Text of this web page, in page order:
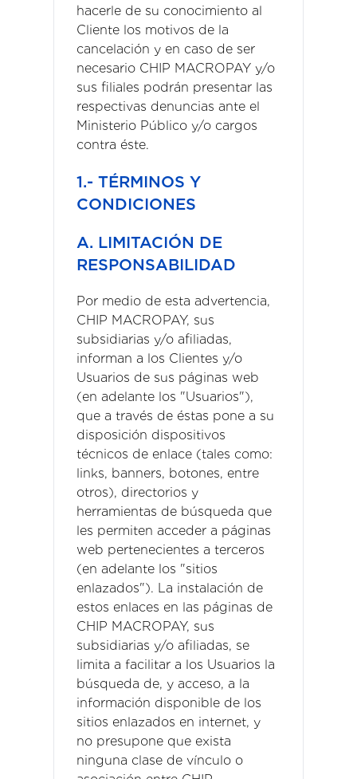
hacerle de su conocimiento al
Cliente los motivos de la
cancelación y en caso de ser
necesario CHIP MACROPAY y/o
sus filiales podrán presentar las
respectivas denuncias ante el
Ministerio Público y/o cargos
contra éste.
1.- TÉRMINOS Y
CONDICIONES
A. LIMITACIÓN DE
RESPONSABILIDAD
Por medio de esta advertencia,
CHIP MACROPAY, sus
subsidiarias y/o afiliadas,
informan a los Clientes y/o
Usuarios de sus páginas web
(en adelante los "Usuarios"),
que a través de éstas pone a su
disposición dispositivos
técnicos de enlace (tales como:
links, banners, botones, entre
otros), directorios y
herramientas de búsqueda que
les permiten acceder a páginas
web pertenecientes a terceros
(en adelante los "sitios
enlazados"). La instalación de
estos enlaces en las páginas de
CHIP MACROPAY, sus
subsidiarias y/o afiliadas, se
limita a facilitar a los Usuarios la
búsqueda de, y acceso, a la
información disponible de los
sitios enlazados en internet, y
no presupone que exista
ninguna clase de vínculo o